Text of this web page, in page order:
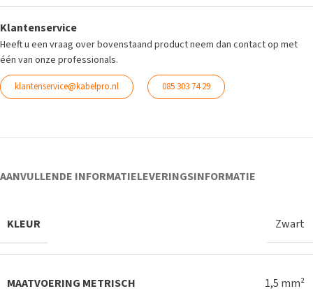
Klantenservice
Heeft u een vraag over bovenstaand product neem dan contact op met
één van onze professionals.
klantenservice@kabelpro.nl 085 303 74 29
AANVULLENDE INFORMATIELEVERINGSINFORMATIE
KLEUR Zwart
MAATVOERING METRISCH 1,5 mm²